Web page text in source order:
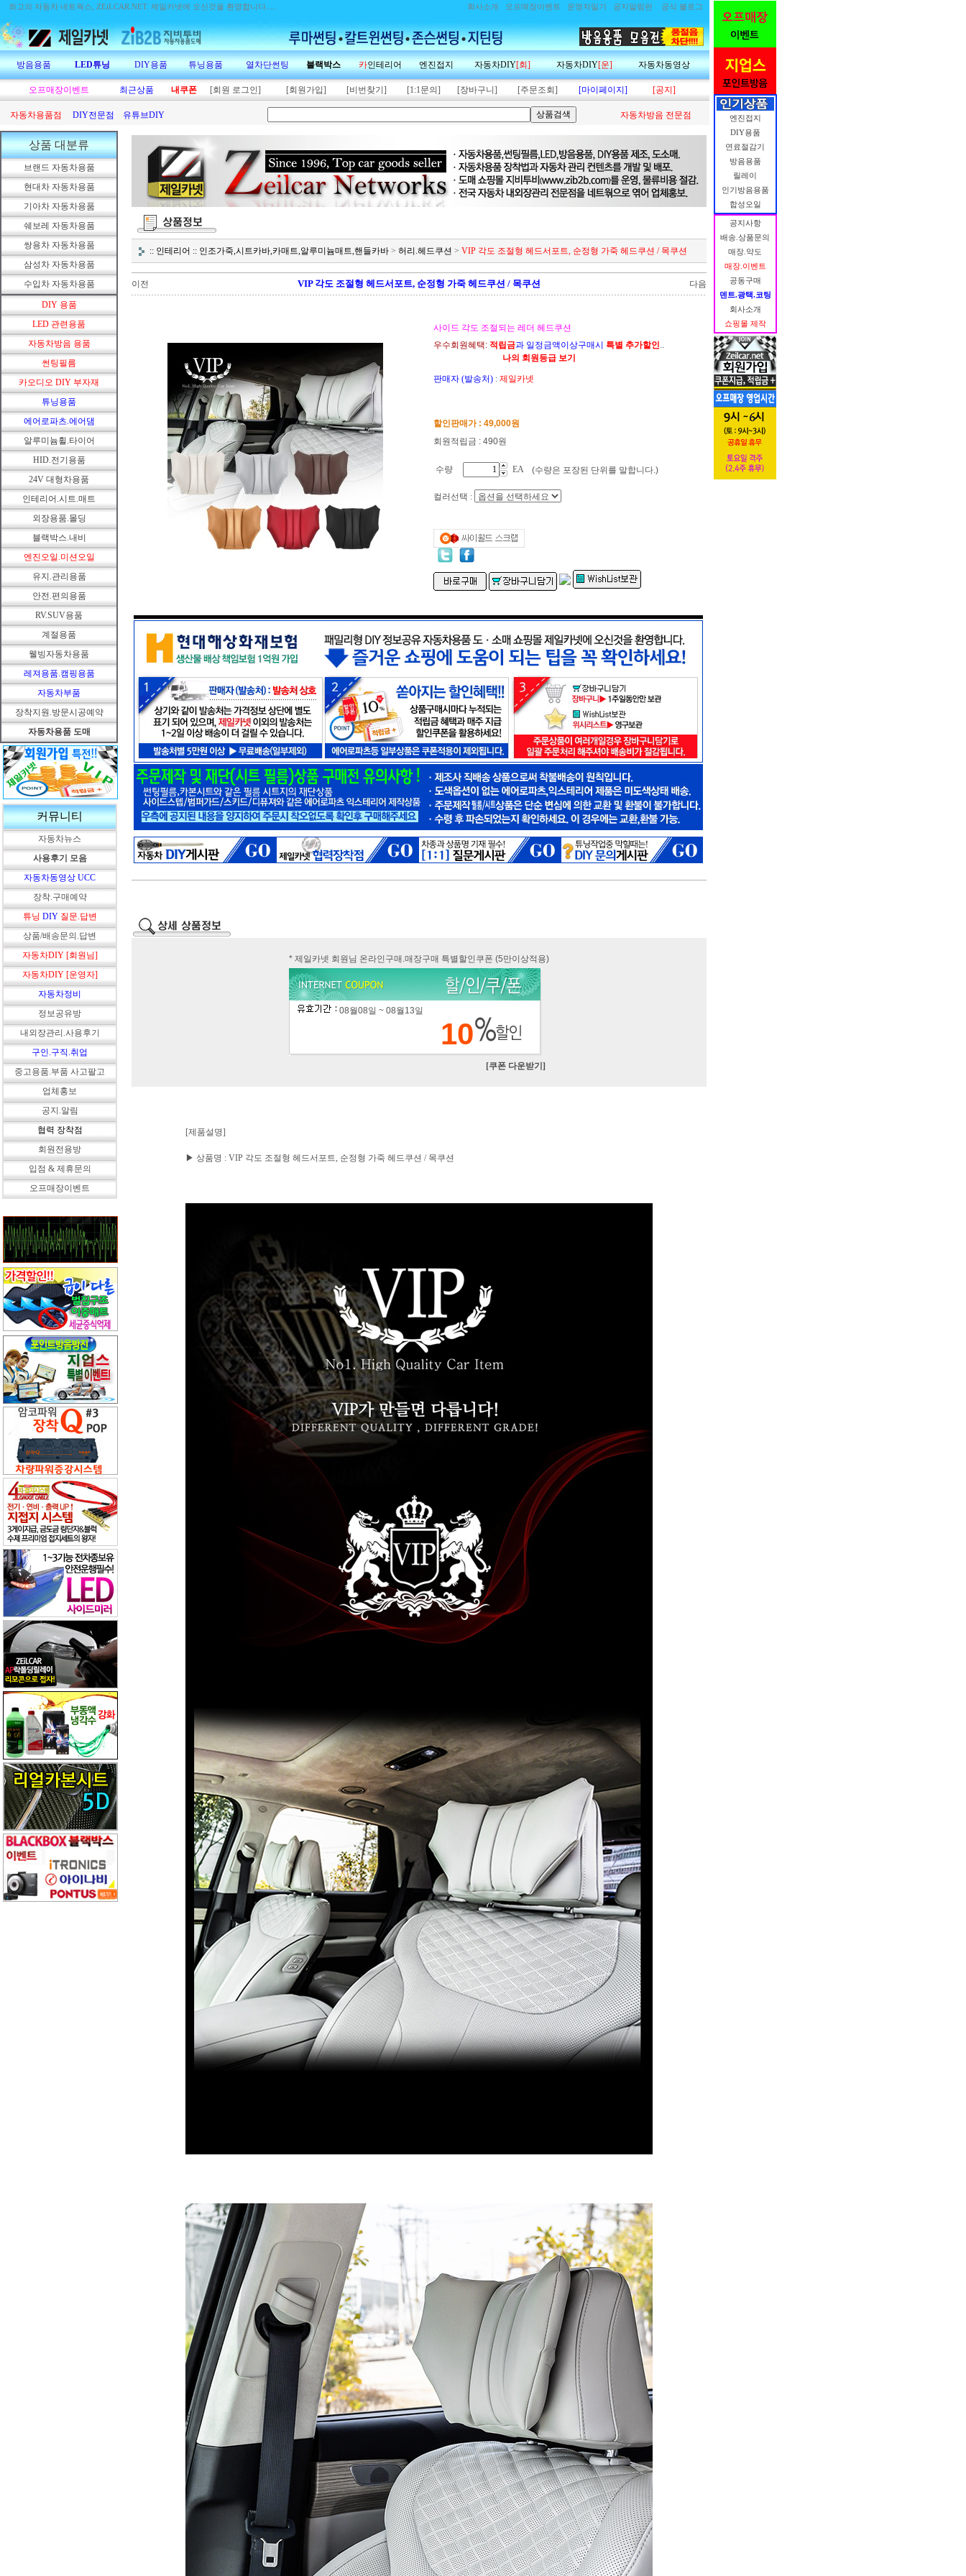
최고의 자동차 네트웍스, ZEiLCAR.NET. 제일카넷에 오신것을 환영합니다..... 회사소개 오프매장이벤트 운영자일기 공지알림란 공식 블로그
방음용품 LED튜닝 DIY용품 튜닝용품 열차단썬팅 블랙박스 카인테리어 엔진접지 자동차DIY[회] 자동차DIY[운] 자동차동영상
오프매장이벤트 최근상품 내쿠폰 [회원 로그인] [회원가입] [비번찾기] [1:1문의] [장바구니] [주문조회] [마이페이지] [공지]
자동차용품점 DIY전문점 유튜브DIY 자동차방음 전문점
상품 대분류
브랜드 자동차용품
현대차 자동차용품
기아차 자동차용품
쉐보레 자동차용품
쌍용차 자동차용품
삼성차 자동차용품
수입차 자동차용품
DIY 용품
LED 관련용품
자동차방음 용품
썬팅필름
카오디오 DIY 부자재
튜닝용품
에어로파츠.에어댐
알루미늄휠.타이어
HID.전기용품
24V 대형차용품
인테리어.시트.매트
외장용품.몰딩
블랙박스.내비
엔진오일.미션오일
유지.관리용품
안전.편의용품
RV.SUV용품
계절용품
웰빙자동차용품
레져용품.캠핑용품
자동차부품
장착지원.방문시공예약
자동차용품 도매
커뮤니티
자동차뉴스
사용후기 모음
자동차동영상 UCC
장착.구매예약
튜닝 DIY 질문.답변
상품/배송문의.답변
자동차DIY [회원님]
자동차DIY [운영자]
자동차정비
정보공유방
내외장관리.사용후기
구인.구직.취업
중고용품.부품 사고팔고
업체홍보
공지.알림
협력 장착점
회원전용방
입점 & 제휴문의
오프매장이벤트
:: 인테리어 :: 인조가죽,시트카바,카매트,알루미늄매트,핸들카바 > 허리.헤드쿠션 > VIP 각도 조절형 헤드서포트, 순정형 가죽 헤드쿠션 / 목쿠션
이전 VIP 각도 조절형 헤드서포트, 순정형 가죽 헤드쿠션 / 목쿠션 다음
사이드 각도 조절되는 레더 헤드쿠션
우수회원혜택: 적립금과 일정금액이상구매시 특별 추가할인..
나의 회원등급 보기
판매자 (발송처) : 제일카넷
할인판매가 : 49,000원
회원적립금 : 490원
수량 EA (수량은 포장된 단위를 말합니다.)
컬러선택 :
* 제일카넷 회원님 온라인구매.매장구매 특별할인쿠폰 (5만이상적용)
08월08일 ~ 08월13일
10
[쿠폰 다운받기]
[제품설명]
▶ 상품명 : VIP 각도 조절형 헤드서포트, 순정형 가죽 헤드쿠션 / 목쿠션
엔진접지
DIY용품
연료절감기
방음용품
릴레이
인기방음용품
합성오일
공지사항
배송.상품문의
매장.약도
매장.이벤트
공동구매
덴트.광택.코팅
회사소개
쇼핑몰 제작